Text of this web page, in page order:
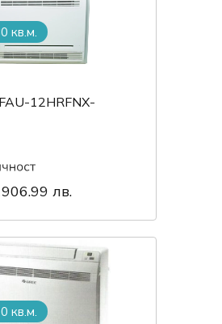
кв.м.
12HRFNX-
лв.
кв.м.